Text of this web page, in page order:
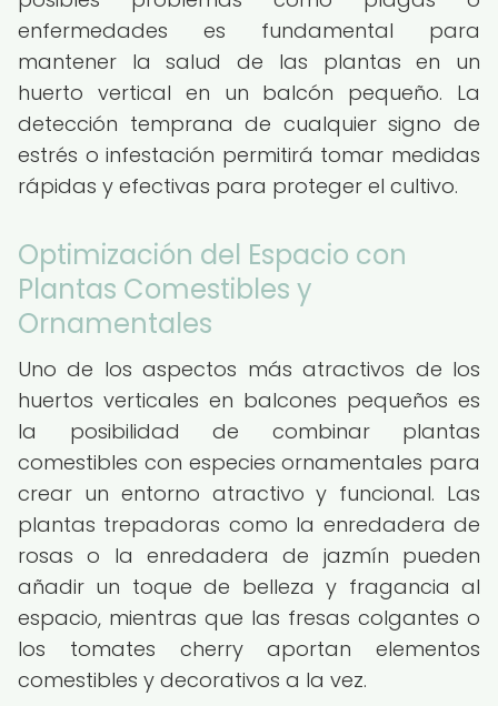
enfermedades es fundamental para
mantener la salud de las plantas en un
huerto vertical en un balcón pequeño. La
detección temprana de cualquier signo de
estrés o infestación permitirá tomar medidas
rápidas y efectivas para proteger el cultivo.
Optimización del Espacio con
Plantas Comestibles y
Ornamentales
Uno de los aspectos más atractivos de los
huertos verticales en balcones pequeños es
la posibilidad de combinar plantas
comestibles con especies ornamentales para
crear un entorno atractivo y funcional. Las
plantas trepadoras como la enredadera de
rosas o la enredadera de jazmín pueden
añadir un toque de belleza y fragancia al
espacio, mientras que las fresas colgantes o
los tomates cherry aportan elementos
comestibles y decorativos a la vez.